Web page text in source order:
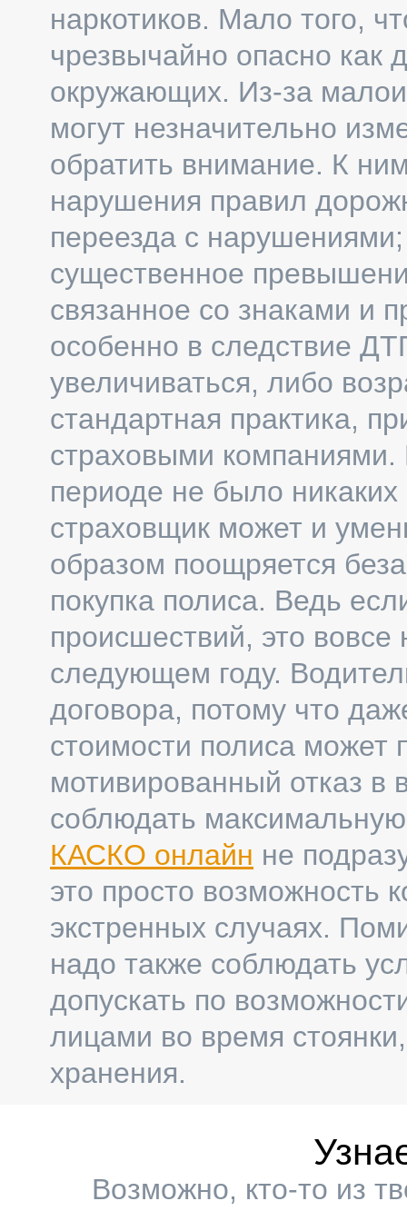
наркотиков. Мало того,
чрезвычайно опасно как
окружающих. Из-за
могут незначительно
обратить внимание. К
нарушения правил
переезда с
существенное
связанное со знаками и
особенно в следствие
увеличиваться, либо
стандартная практика,
страховыми
периоде не было
страховщик может и
образом поощряется
покупка полиса. Ведь
происшествий, это вовсе
следующем году.
договора, потому что
стоимости полиса может
мотивированный отказ
соблюдать
КАСКО онлайн не
это просто возможность
экстренных случаях.
надо также соблюдать
допускать по
лицами во время
хранения.
Возможно, кто-то из